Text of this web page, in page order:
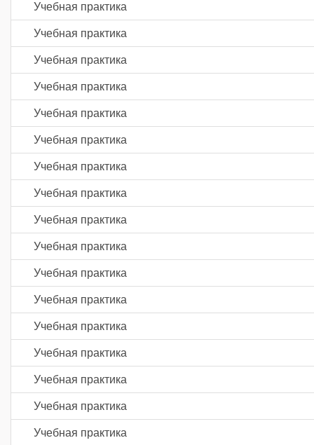
Учебная практика
Учебная практика
Учебная практика
Учебная практика
Учебная практика
Учебная практика
Учебная практика
Учебная практика
Учебная практика
Учебная практика
Учебная практика
Учебная практика
Учебная практика
Учебная практика
Учебная практика
Учебная практика
Учебная практика